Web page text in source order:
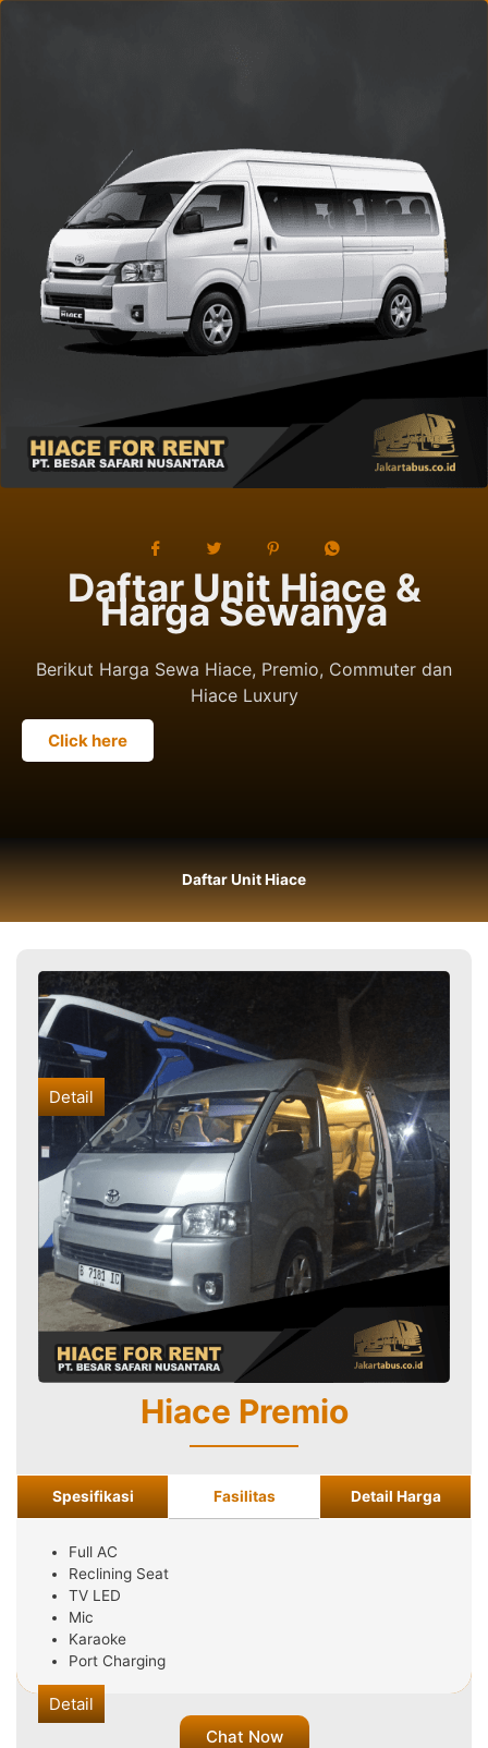
Daftar Unit Hiace &
Harga Sewanya
Berikut Harga Sewa Hiace, Premio, Commuter dan
Hiace Luxury
Click here
Daftar Unit Hiace
Detail
Hiace Premio
Spesifikasi Fasilitas Detail Harga
Full AC
Reclining Seat
TV LED
Mic
Karaoke
Port Charging
Chat Now
Detail